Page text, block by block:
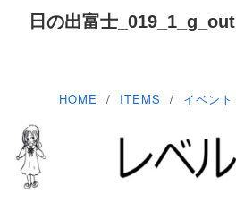
日の出富士_019_1_g_out
HOME ITEMS イベント